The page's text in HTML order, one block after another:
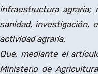
infraestructura agraria;
sanidad, investigación,
actividad agraria;
Que, mediante el
Ministerio de